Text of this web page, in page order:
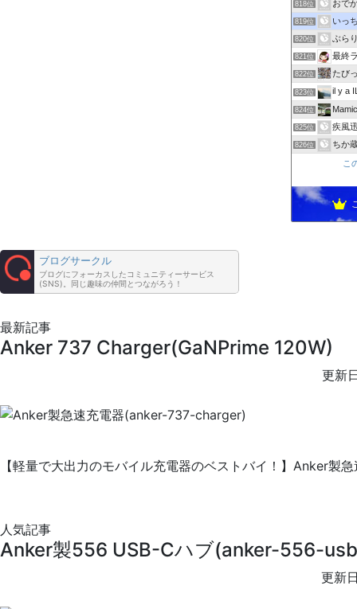
818位 おで
819位 いっ
820位 ぶら
821位 最終
822位 たび
823位 il y a
824位
825位 疾風
826位 ちか
こ
ブログサークル
ブログにフォーカスしたコミュニティーサービス
(SNS)。同じ趣味の仲間とつながろう！
最新記事
Anker 737 Charger(GaNPrime 120W)
更新
【軽量で大出力のモバイル充電器のベストバイ！】Anker
人気記事
Anker製556 USB-Cハブ(anker-556-
更新